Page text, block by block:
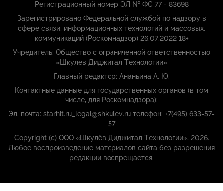
Регистрационный номер ЭЛ № ФС 77 - 83698
Зарегистрировано Федеральной службой по надзору в
сфере связи, информационных технологий и массовых,
коммуникаций (Роскомнадзор) 26.07.2022 18+
Учредитель: Общество с ограниченной ответственностью
«Шкулёв Диджитал Технологии»
Главный редактор: Ананьина А. Ю.
Контактные данные для государственных органов (в том
числе, для Роскомнадзора):
Эл. почта: starhit.ru_legal@shkulev.ru телефон: +7(495) 633-57-
57
Copyright (с) ООО «Шкулёв Диджитал Технологии», 2026.
Любое воспроизведение материалов сайта без разрешения
редакции воспрещается.